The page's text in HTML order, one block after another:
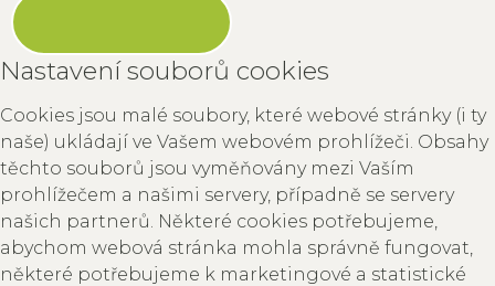
Nastavení souborů cookies
Cookies jsou malé soubory, které webové stránky (i ty
naše) ukládají ve Vašem webovém prohlížeči. Obsahy
těchto souborů jsou vyměňovány mezi Vaším
prohlížečem a našimi servery, případně se servery
našich partnerů. Některé cookies potřebujeme,
abychom webová stránka mohla správně fungovat,
některé potřebujeme k marketingové a statistické